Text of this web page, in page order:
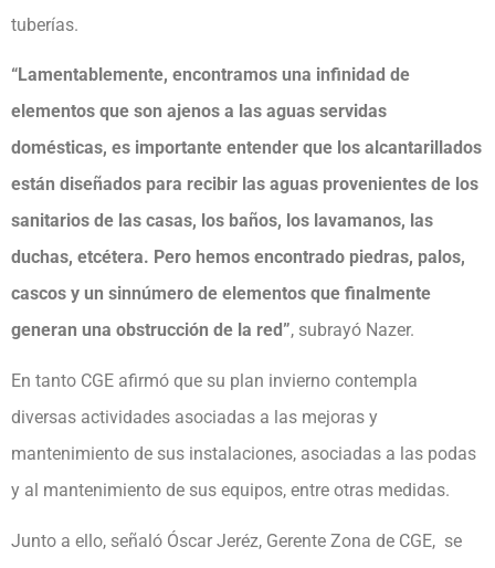
tuberías.
“Lamentablemente, encontramos una infinidad de
elementos que son ajenos a las aguas servidas
domésticas, es importante entender que los alcantarillados
están diseñados para recibir las aguas provenientes de los
sanitarios de las casas, los baños, los lavamanos, las
duchas, etcétera. Pero hemos encontrado piedras, palos,
cascos y un sinnúmero de elementos que finalmente
generan una obstrucción de la red”, subrayó Nazer.
En tanto CGE afirmó que su plan invierno contempla
diversas actividades asociadas a las mejoras y
mantenimiento de sus instalaciones, asociadas a las podas
y al mantenimiento de sus equipos, entre otras medidas.
Junto a ello, señaló Óscar Jeréz, Gerente Zona de CGE, se